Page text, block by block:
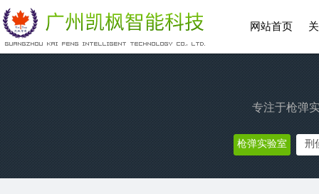
网站首页
专注于枪弹
枪弹实验室 刑